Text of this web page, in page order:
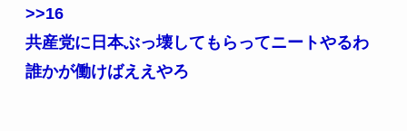
>>16
共産党に日本ぶっ壊してもらってニートやるわ
誰かが働けばええやろ